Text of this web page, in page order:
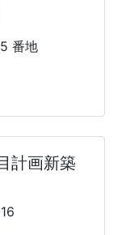
番地
計画新築